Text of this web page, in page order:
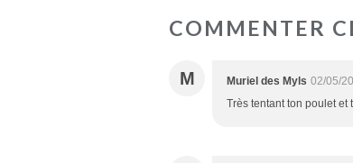
COMMENTER
M Muriel des Myls 02/05/
Très tentant ton poulet